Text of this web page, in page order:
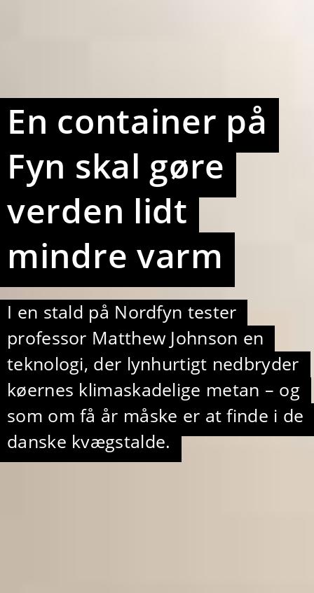
En container på
Fyn skal gøre
verden lidt
mindre varm
I en stald på Nordfyn tester
professor Matthew Johnson en
teknologi, der lynhurtigt nedbryder
køernes klimaskadelige metan – og
som om få år måske er at finde i de
danske kvægstalde.